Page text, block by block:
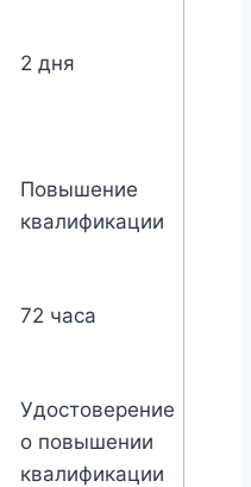
2 дня
Повышение
квалификации
72 часа
Удостоверение
о повышении
квалификации